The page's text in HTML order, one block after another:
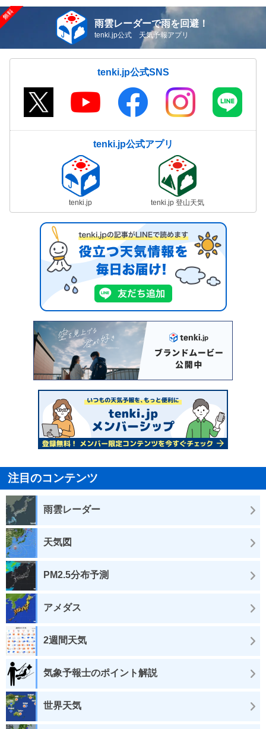
雨雲レーダーで雨を回避！
tenki.jp公式 天気予報アプリ
tenki.jp公式SNS
tenki.jp公式アプリ
tenki.jp tenki.jp 登山天気
注目のコンテンツ
雨雲レーダー
天気図
PM2.5分布予測
アメダス
2週間天気
気象予報士のポイント解説
世界天気